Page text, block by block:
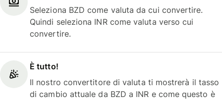
Seleziona BZD come valuta da cui convertire.
Quindi seleziona INR come valuta verso cui
convertire.
È tutto!
Il nostro convertitore di valuta ti mostrerà il tasso
di cambio attuale da BZD a INR e come questo è